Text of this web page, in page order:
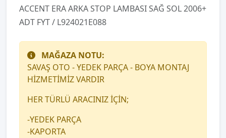
ACCENT ERA ARKA STOP LAMBASI SAĞ SOL 2006+
ADT FYT / L924021E088
MAĞAZA NOTU:
SAVAŞ OTO - YEDEK PARÇA - BOYA MONTAJ
HİZMETİMİZ VARDIR
HER TÜRLÜ ARACINIZ İÇİN;
-YEDEK PARÇA
-KAPORTA